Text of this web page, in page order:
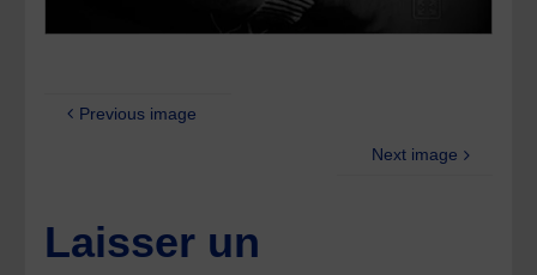
Previous image
Next image
Laisser un